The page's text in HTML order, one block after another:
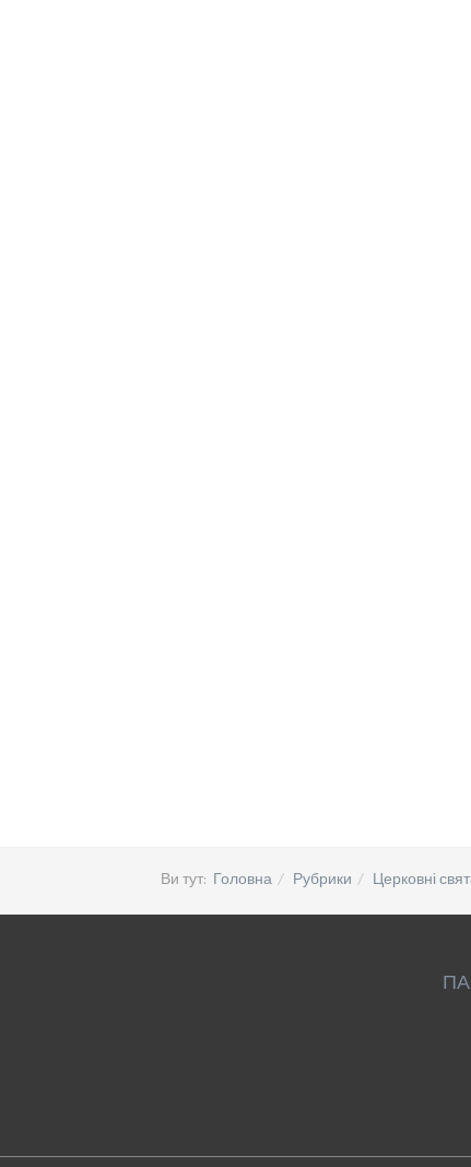
Ви тут: Головна Рубрики Церковні